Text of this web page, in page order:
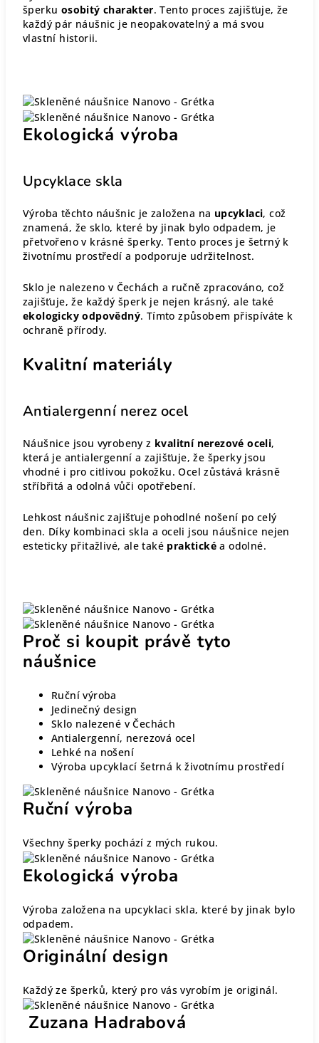
šperku osobitý charakter. Tento proces zajišťuje, že
každý pár náušnic je neopakovatelný a má svou
vlastní historii.
Ekologická výroba
Upcyklace skla
Výroba těchto náušnic je založena na upcyklaci, což
znamená, že sklo, které by jinak bylo odpadem, je
přetvořeno v krásné šperky. Tento proces je šetrný k
životnímu prostředí a podporuje udržitelnost.
Sklo je nalezeno v Čechách a ručně zpracováno, což
zajišťuje, že každý šperk je nejen krásný, ale také
ekologicky odpovědný. Tímto způsobem přispíváte k
ochraně přírody.
Kvalitní materiály
Antialergenní nerez ocel
Náušnice jsou vyrobeny z kvalitní nerezové oceli,
která je antialergenní a zajišťuje, že šperky jsou
vhodné i pro citlivou pokožku. Ocel zůstává krásně
stříbřitá a odolná vůči opotřebení.
Lehkost náušnic zajišťuje pohodlné nošení po celý
den. Díky kombinaci skla a oceli jsou náušnice nejen
esteticky přitažlivé, ale také praktické a odolné.
Proč si koupit právě tyto
náušnice
Ruční výroba
Jedinečný design
Sklo nalezené v Čechách
Antialergenní, nerezová ocel
Lehké na nošení
Výroba upcyklací šetrná k životnímu prostředí
Ruční výroba
Všechny šperky pochází z mých rukou.
Ekologická výroba
Výroba založena na upcyklaci skla, které by jinak bylo
odpadem.
Originální design
Každý ze šperků, který pro vás vyrobím je originál.
Zuzana Hadrabová